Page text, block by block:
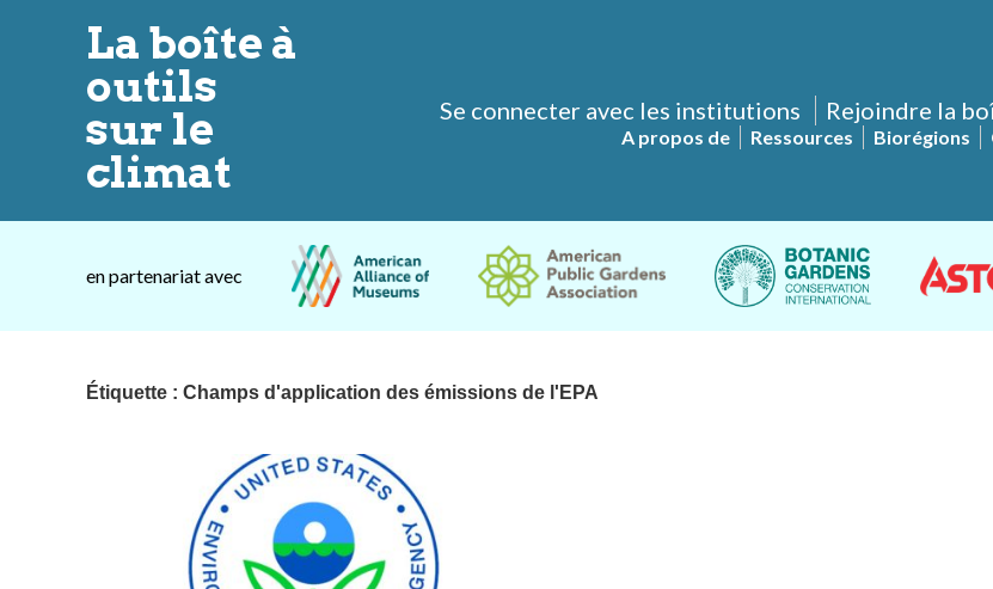
La boîte à
outils
sur le
climat
Se connecter avec les institutions Rejoindre la
A propos de Ressources Biorégions
en partenariat avec
Étiquette : Champs d'application des émissions de l'EPA